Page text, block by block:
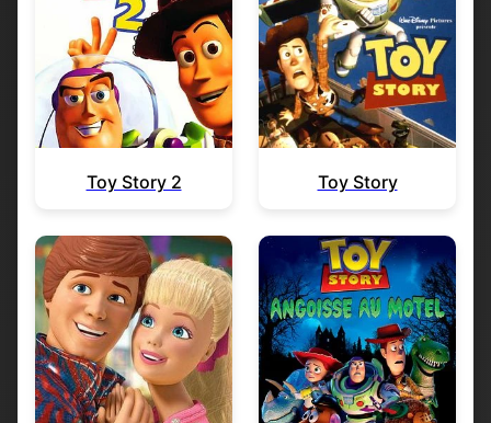
Toy Story 2 Toy Story